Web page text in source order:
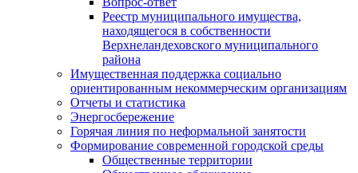
Реестр муниципального имущества,
находящегося в собственности
Верхнеландеховского муниципального
района
Имущественная поддержка социально
ориентированным некоммерческим организациям
Отчеты и статистика
Энергосбережение
Горячая линия по неформальной занятости
Формирование современной городской среды
Общественные территории